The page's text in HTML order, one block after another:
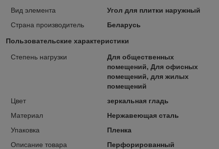
Вид элемента
Угол для плитки наружный
Страна производитель
Беларусь
Пользовательские характеристики
Степень нагрузки
Для общественных
помещений, Для офисных
помещений, для жилых
помещений
Цвет
зеркальная гладь
Материал
Нержавеющая сталь
Упаковка
Пленка
Описание товара
Перфорированный